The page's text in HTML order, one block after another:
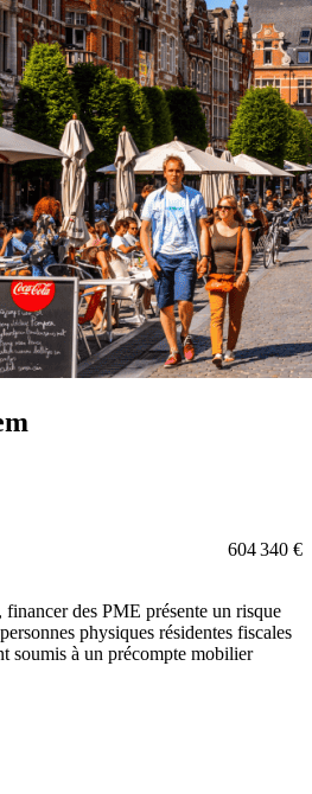
604 340 €
des PME présente un risque
physiques résidentes fiscales
soumis à un précompte mobilier